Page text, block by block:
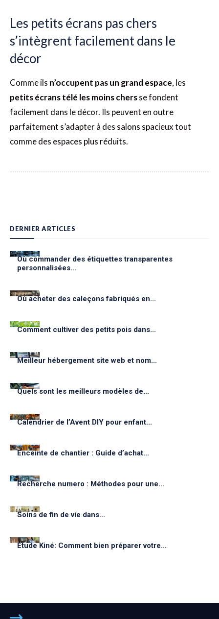
Les petits écrans pas chers
s’intègrent facilement dans le
décor
Comme ils n’occupent pas un grand espace, les
petitsécrans télé les moins chersse fondent
facilement dans le décor. Ils peuvent en outre
parfaitement s’adapter à des salons spacieux tout
comme des espaces plus réduits.
DERNIER ARTICLES
Où commander des étiquettes transparentes
personnalisées...
Où acheter des caleçons fabriqués en...
Comment cultiver des petits pois dans...
Meilleur hébergement site web et nom...
Quels sont les meilleurs modèles de...
Calendrier de l’Avent DIY pour enfant...
Enceinte de chantier : Guide d’achat...
Recherche numero : Méthodes pour une...
Soins de fin de vie dans...
Étude Kiné: Comment bien préparer votre...